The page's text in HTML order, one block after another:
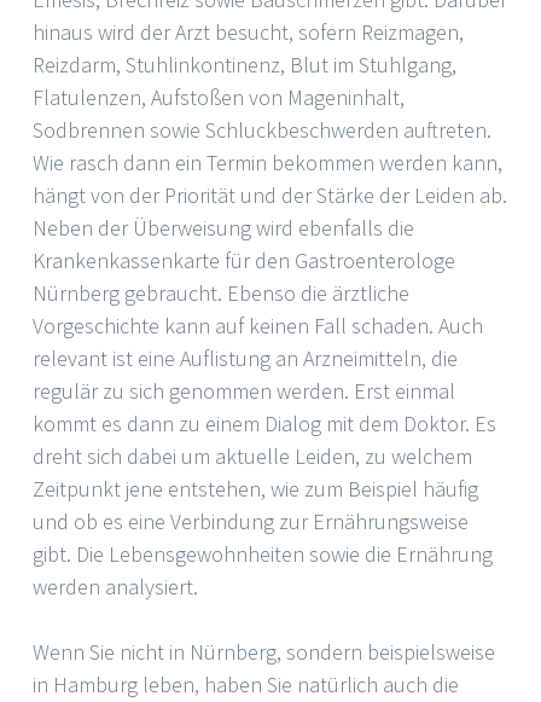
hinaus wird der Arzt besucht, sofern Reizmagen,
Reizdarm, Stuhlinkontinenz, Blut im Stuhlgang,
Flatulenzen, Aufstoßen von Mageninhalt,
Sodbrennen sowie Schluckbeschwerden auftreten.
Wie rasch dann ein Termin bekommen werden kann,
hängt von der Priorität und der Stärke der Leiden ab.
Neben der Überweisung wird ebenfalls die
Krankenkassenkarte für den Gastroenterologe
Nürnberg gebraucht. Ebenso die ärztliche
Vorgeschichte kann auf keinen Fall schaden. Auch
relevant ist eine Auflistung an Arzneimitteln, die
regulär zu sich genommen werden. Erst einmal
kommt es dann zu einem Dialog mit dem Doktor. Es
dreht sich dabei um aktuelle Leiden, zu welchem
Zeitpunkt jene entstehen, wie zum Beispiel häufig
und ob es eine Verbindung zur Ernährungsweise
gibt. Die Lebensgewohnheiten sowie die Ernährung
werden analysiert.
Wenn Sie nicht in Nürnberg, sondern beispielsweise
in Hamburg leben, haben Sie natürlich auch die